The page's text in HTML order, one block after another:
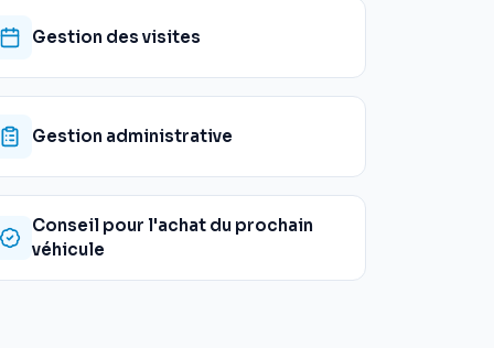
Gestion des visites
Gestion administrative
Conseil pour l'achat du prochain
véhicule